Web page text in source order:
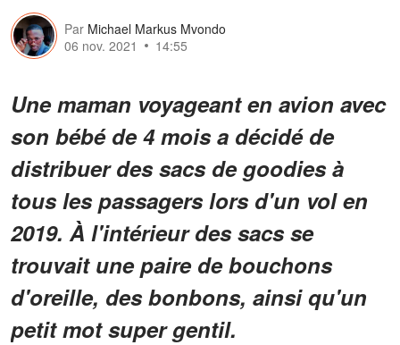
Par Michael Markus Mvondo
06 nov. 2021
14:55
Une maman voyageant en avion avec
son bébé de 4 mois a décidé de
distribuer des sacs de goodies à
tous les passagers lors d'un vol en
2019. À l'intérieur des sacs se
trouvait une paire de bouchons
d'oreille, des bonbons, ainsi qu'un
petit mot super gentil.